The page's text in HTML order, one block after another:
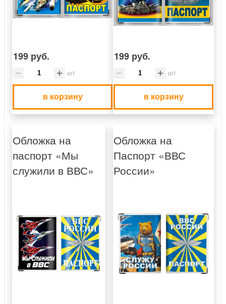
199 руб.
шт
в корзину
199 руб.
шт
в корзину
Обложка на
паспорт «Мы
служили в ВВС»
Обложка на
Паспорт «ВВС
России»